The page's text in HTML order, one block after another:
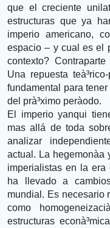
que el creciente
estructuras que ya
imperio americano,
espacio – y cual es el
contexto?
Una repuesta
fundamental para
del prà³ximo perà­odo.
El imperio yanqui
mas allá de toda
analizar
actual. La hegemonà­a
imperialistas en la era
ha llevado a
mundial. Es necesario
como
estructuras